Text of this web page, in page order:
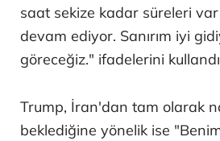
saat sekize kadar süreleri
devam ediyor. Sanırım iyi
göreceğiz." ifadelerini
Trump, İran'dan tam olarak
beklediğine yönelik ise